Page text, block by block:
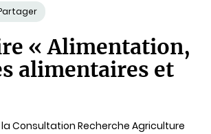
« Alimentation,
alimentaires et
Consultation Recherche Agriculture